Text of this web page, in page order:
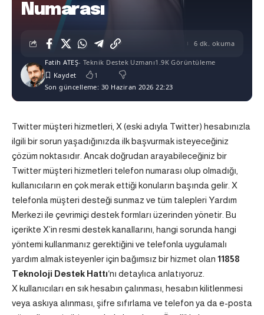
Numarası
Son güncelleme: 30 Haziran 2026 22:23
Fatih ATEŞ- Teknik Destek Uzmanı1.9K Görüntüleme
1
6 dk. okuma
Twitter müşteri hizmetleri, X (eski adıyla Twitter) hesabınızla
ilgili bir sorun yaşadığınızda ilk başvurmak isteyeceğiniz
çözüm noktasıdır. Ancak doğrudan arayabileceğiniz bir
Twitter müşteri hizmetleri telefon numarası olup olmadığı,
kullanıcıların en çok merak ettiği konuların başında gelir. X
telefonla müşteri desteği sunmaz ve tüm talepleri Yardım
Merkezi ile çevrimiçi destek formları üzerinden yönetir. Bu
içerikte X’in resmi destek kanallarını, hangi sorunda hangi
yöntemi kullanmanız gerektiğini ve telefonla uygulamalı
yardım almak isteyenler için bağımsız bir hizmet olan 11858
Teknoloji Destek Hattı‘nı detaylıca anlatıyoruz.
X kullanıcıları en sık hesabın çalınması, hesabın kilitlenmesi
veya askıya alınması, şifre sıfırlama ve telefon ya da e-posta